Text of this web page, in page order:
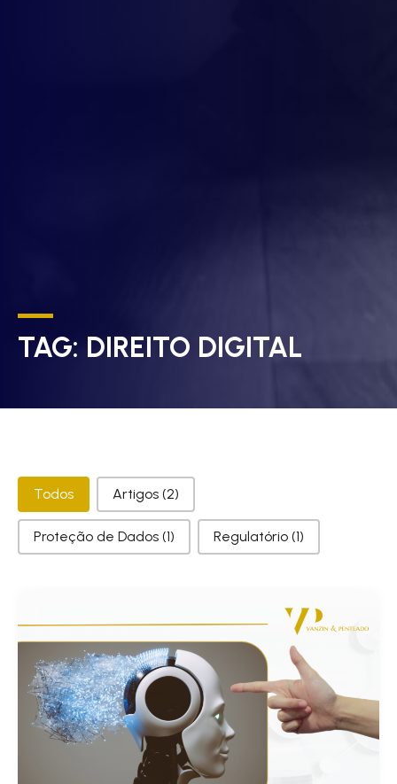
TAG: DIREITO DIGITAL
Categorias
Todos Artigos (2)
Proteção de Dados (1) Regulatório (1)